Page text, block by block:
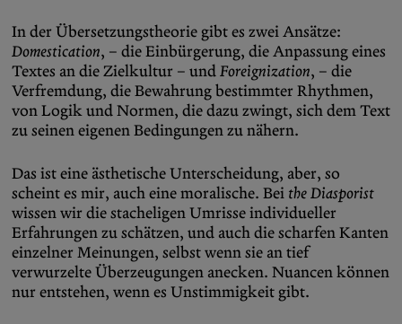
In der Übersetzungstheorie gibt es zwei Ansätze:
Domestication, – die Einbürgerung, die Anpassung eines
Textes an die Zielkultur – undForeignization, – die
Verfremdung, die Bewahrung bestimmter Rhythmen,
von Logik und Normen, die dazu zwingt, sich dem Text
zu seinen eigenen Bedingungen zu nähern.
Das ist eine ästhetische Unterscheidung, aber, so
scheint es mir, auch eine moralische. Bei the Diasporist
wissen wir die stacheligen Umrisse individueller
Erfahrungen zu schätzen, und auch die scharfen Kanten
einzelner Meinungen, selbst wenn sie an tief
verwurzelte Überzeugungen anecken. Nuancen können
nur entstehen, wenn es Unstimmigkeit gibt.